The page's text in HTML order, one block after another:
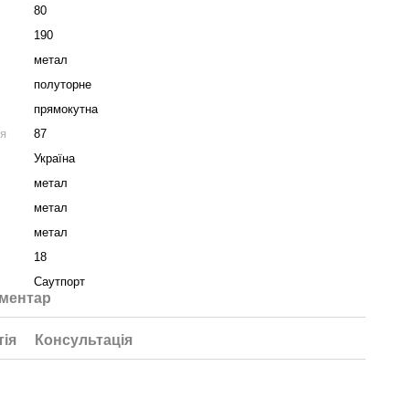
80
190
метал
полуторне
прямокутна
87
Україна
метал
метал
метал
18
Саутпорт
Консультація